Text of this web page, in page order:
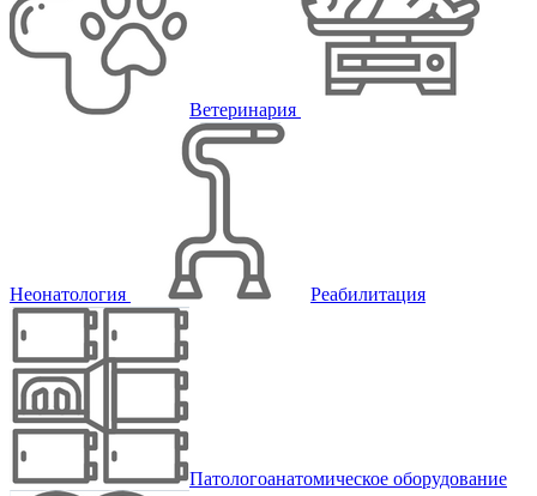
Ветеринария
Неонатология Реабилитация
Патологоанатомическое оборудование